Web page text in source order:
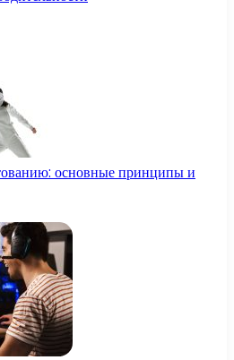
основные принципы и